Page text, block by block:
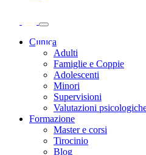
Clinica
Adulti
Famiglie e Coppie
Adolescenti
Minori
Supervisioni
Valutazioni
Formazione
Master e corsi
Tirocinio
Blog